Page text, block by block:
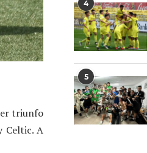
triunfo
Celtic. A
4
5